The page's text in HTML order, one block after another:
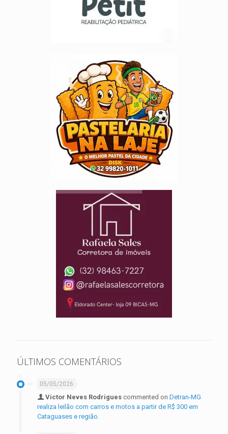
ÚLTIMOS COMENTÁRIOS
05/05/2026
Victor Neves Rodrigues commented on Detran-MG
realiza leilão com carros e motos a partir de R$ 300 em
Cataguases e região.